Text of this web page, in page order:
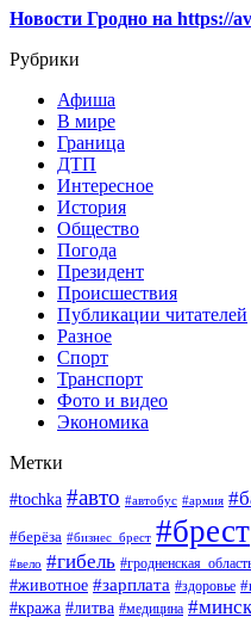
Новости Гродно на https://
Рубрики
Афиша
В мире
Граница
ДТП
Интересное
История
Общество
Погода
Президент
Происшествия
Публикации читателей
Разное
Спорт
Транспорт
Фото и видео
Экономика
Метки
#tochka #авто #автобус #армия
#берёза #бизнес_брест #брест
#вело #гибель
#животное #зарплата #здоровье
#кража #литва #медицина #минск